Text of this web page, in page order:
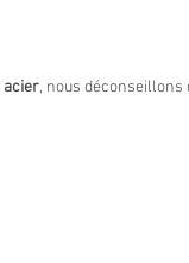
acier, nous